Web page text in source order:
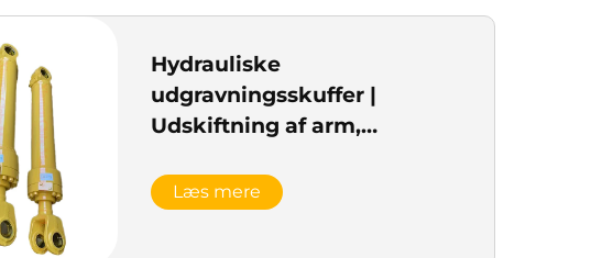
Hydrauliske
udgravningsskuffer |
Udskiftning af arm,
Læs mere